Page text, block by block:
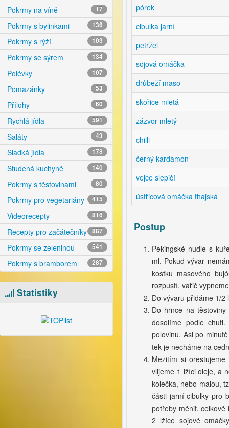
Pokrmy na víně 17
Pokrmy s bylinkami 136
Pokrmy s rýží 103
Pokrmy se sýrem 134
Polévky 107
Pomazánky 53
Přílohy 60
Rychlá jídla 591
Saláty 43
Sladká jídla 178
Studená kuchyně 140
Pokrmy s těstovinami 80
Pokrmy pro vegetariány 415
Videorecepty 816
Recepty pro začátečníky 887
Pokrmy se zeleninou 541
Pokrmy s bramborem 287
Statistiky
pórek
cibulka jarní
petržel
sojová omáčka
drůbeží maso
skořice mletá
zázvor mletý
chilli
černý kardamon
vejce slepičí
ústřicová omáčka thajská
Postup
Pekingské nudle s
ml. Pokud vývar
kostku masového
rozpustí, vařič
Do vývaru přidáme 1/
Do hrnce na
dosolíme podle
polovinu. Asi po
tek je necháme na
Mezitím si
vlijeme 1 lžíci oleje, a
kolečka, nebo malou,
části jarní cibulky pro
potřeby měnit,
2 lžíce sojové